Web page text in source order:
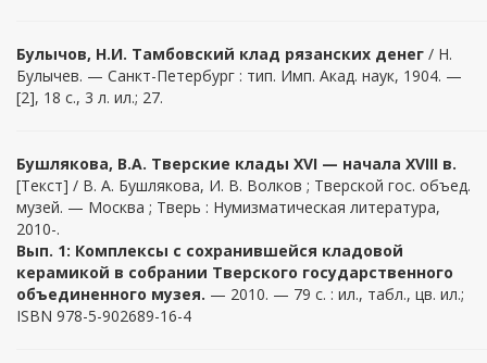
Булычов, Н.И. Тамбовский клад рязанских денег / Н.
Булычев. — Санкт-Петербург : тип. Имп. Акад. наук, 1904. —
[2], 18 с., 3 л. ил.; 27.
Бушлякова, В.А. Тверские клады XVI — начала XVIII в.
[Текст] / В. А. Бушлякова, И. В. Волков ; Тверской гос. объед.
музей. — Москва ; Тверь : Нумизматическая литература,
2010-.
Вып. 1: Комплексы с сохранившейся кладовой
керамикой в собрании Тверского государственного
объединенного музея. — 2010. — 79 с. : ил., табл., цв. ил.;
ISBN 978-5-902689-16-4